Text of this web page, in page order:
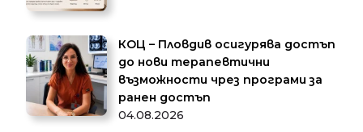
КОЦ – Пловдив осигурява достъп
до нови терапевтични
възможности чрез програми за
ранен достъп
04.08.2026